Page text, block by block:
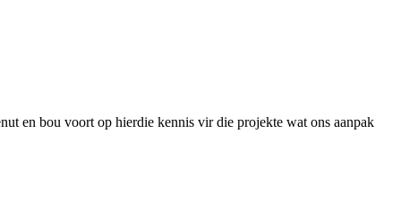
en bou voort op hierdie kennis vir die projekte wat ons aanpak